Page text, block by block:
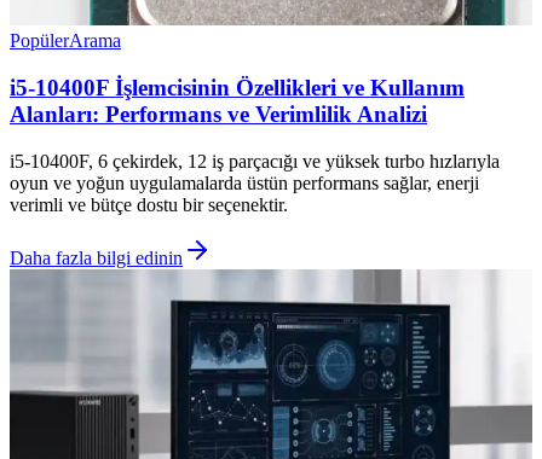
PopülerArama
i5-10400F İşlemcisinin Özellikleri ve Kullanım
Alanları: Performans ve Verimlilik Analizi
i5-10400F, 6 çekirdek, 12 iş parçacığı ve yüksek turbo hızlarıyla
oyun ve yoğun uygulamalarda üstün performans sağlar, enerji
verimli ve bütçe dostu bir seçenektir.
Daha fazla bilgi edinin